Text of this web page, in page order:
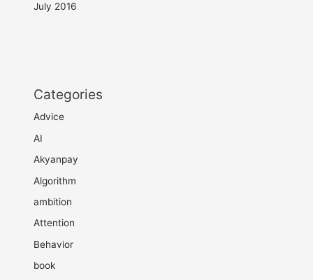
July 2016
Categories
Advice
AI
Akyanpay
Algorithm
ambition
Attention
Behavior
book